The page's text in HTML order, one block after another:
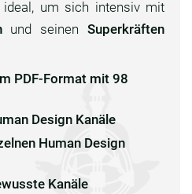
um sich intensiv mit
und seinenSuperkräften
PDF-Format mit 98
Design Kanäle
Human Design
Kanäle